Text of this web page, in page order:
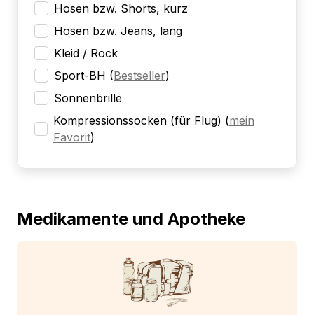
Hosen bzw. Shorts, kurz
Hosen bzw. Jeans, lang
Kleid / Rock
Sport-BH (Bestseller)
Sonnenbrille
Kompressionssocken (für Flug) (mein
Favorit)
Medikamente und Apotheke